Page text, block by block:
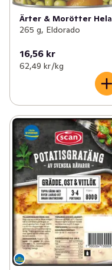
Ärter & Morötter Hela
265 g, Eldorado
16,56 kr
62,49 kr /kg